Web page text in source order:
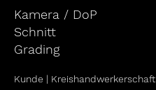
Kamera / DoP
Schnitt
Grading
Kunde | Kreishandwerkerschaft